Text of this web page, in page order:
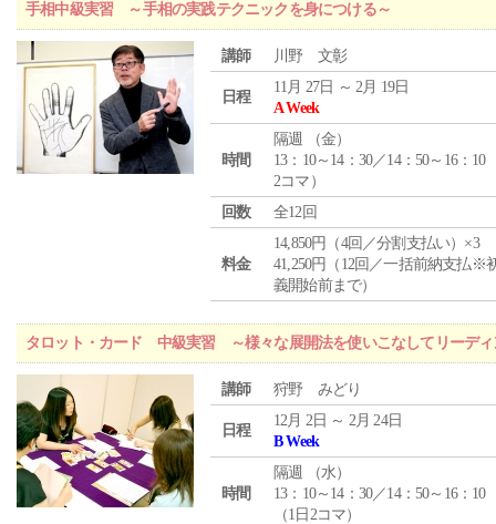
手相中級実習 ～手相の実践テクニックを身につける～
講師 川野 文彰
日程
11月 27日 ～ 2月 19日
A Week
時間
隔週 （金）
13：10～14：30／14：50～16：10
2コマ）
回数
全12回
料金
14,850円（4回／分割支払い）×3
41,250円（12回／一括前納支払※
義開始前まで）
タロット・カード 中級実習 ～様々な展開法を使いこなしてリーディ
講師 狩野 みどり
日程
12月 2日 ～ 2月 24日
B Week
時間
隔週 （水）
13：10～14：30／14：50～16：10
（1日2コマ）